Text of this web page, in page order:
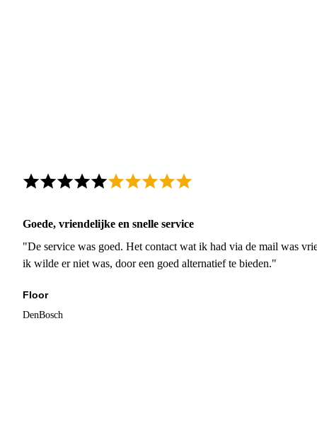
Goede, vriendelijke en snelle service
"De service was goed. Het contact wat ik had via de mail was
ik wilde er niet was, door een goed alternatief te bieden."
Floor
DenBosch